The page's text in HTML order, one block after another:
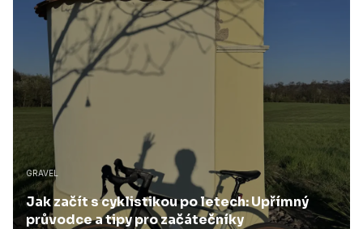
GRAVEL
Jak začít s cyklistikou po letech: Upřímný
průvodce a tipy pro začátečníky